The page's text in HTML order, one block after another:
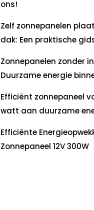
ons!
Zelf zonnepanelen
dak: Een praktische
Zonnepanelen zonder
Duurzame energie
Efficiënt zonnepaneel
watt aan duurzame
Efficiënte
Zonnepaneel 12V 300W